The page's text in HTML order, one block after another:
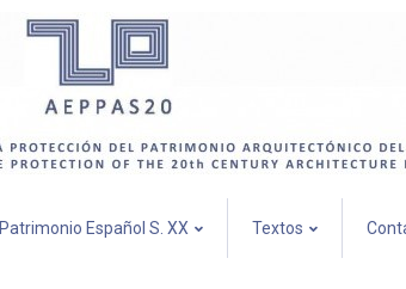
Patrimonio Español S. XX Textos